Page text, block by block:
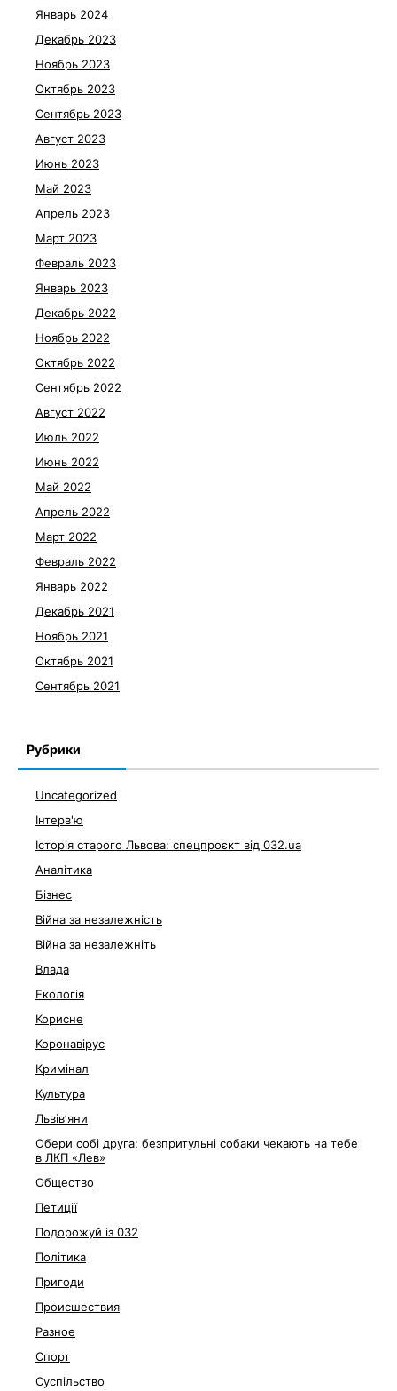
Январь 2024
Декабрь 2023
Ноябрь 2023
Октябрь 2023
Сентябрь 2023
Август 2023
Июнь 2023
Май 2023
Апрель 2023
Март 2023
Февраль 2023
Январь 2023
Декабрь 2022
Ноябрь 2022
Октябрь 2022
Сентябрь 2022
Август 2022
Июль 2022
Июнь 2022
Май 2022
Апрель 2022
Март 2022
Февраль 2022
Январь 2022
Декабрь 2021
Ноябрь 2021
Октябрь 2021
Сентябрь 2021
Рубрики
Uncategorized
Інтерв'ю
Історія старого Львова: спецпроєкт від 032.ua
Аналітика
Бізнес
Війна за незалежність
Війна за незалежніть
Влада
Екологія
Корисне
Коронавірус
Кримінал
Культура
Львівʼяни
Обери собі друга: безпритульні собаки чекають на тебе
в ЛКП «Лев»
Общество
Петиції
Подорожуй із 032
Політика
Пригоди
Происшествия
Разное
Спорт
Суспільство